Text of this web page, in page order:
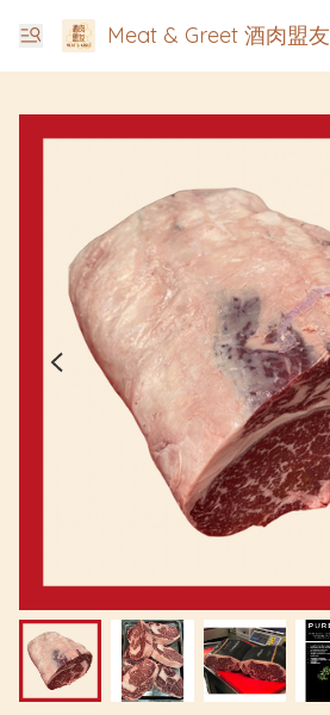
Meat & Greet 酒肉盟友